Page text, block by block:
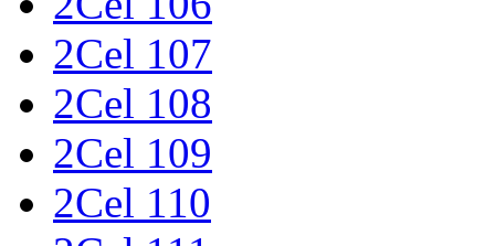
2Cel 107
2Cel 108
2Cel 109
2Cel 110